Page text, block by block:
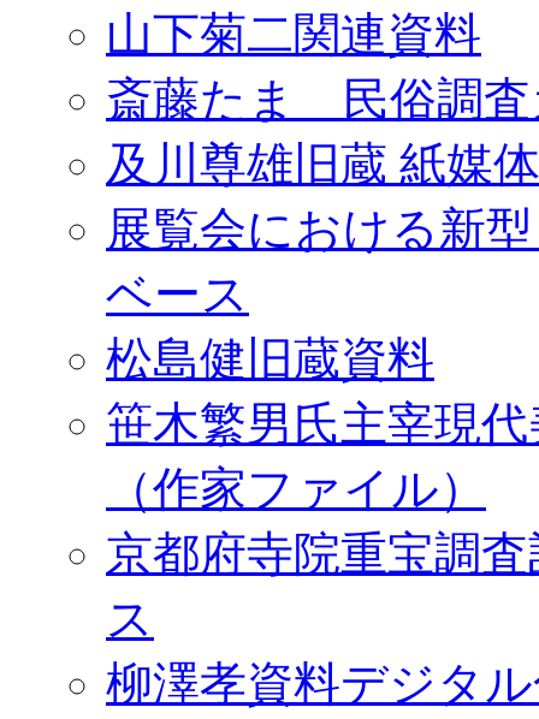
山下菊二関連資料
斎藤たま 民俗調査
及川尊雄旧蔵 紙媒
展覧会における新
ベース
松島健旧蔵資料
笹木繁男氏主宰現
（作家ファイル）
京都府寺院重宝調
ス
柳澤孝資料デジタ